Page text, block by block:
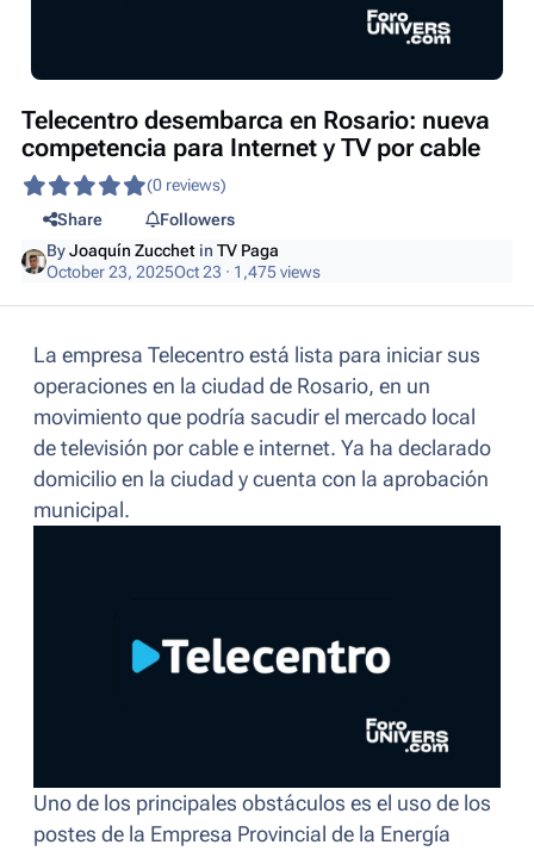
Telecentro desembarca en Rosario: nueva
competencia para Internet y TV por cable
(0 reviews)
Share
Followers
ByJoaquín Zucchet inTV Paga
October 23, 2025Oct 23 · 1,475 views
La empresa Telecentro está lista para iniciar sus
operaciones en la ciudad de Rosario, en un
movimiento que podría sacudir el mercado local
de televisión por cable e internet. Ya ha declarado
domicilio en la ciudad y cuenta con la aprobación
municipal.
Uno de los principales obstáculos es el uso de los
postes de la Empresa Provincial de la Energía